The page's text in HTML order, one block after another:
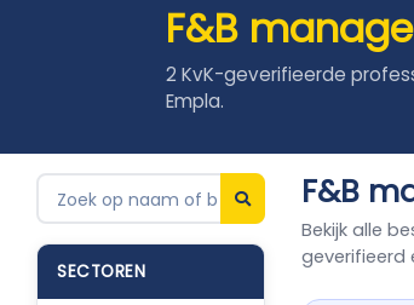
F&B
2 KvK-geverifieerde
Empla.
SECTOREN
F&B
Bekijk alle
geverifieerd